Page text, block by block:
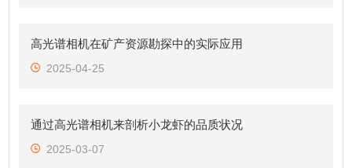
高光谱相机在矿产资源勘探中的实际应用
2025-04-25
通过高光谱相机来剖析小龙虾的品质状况
2025-03-07